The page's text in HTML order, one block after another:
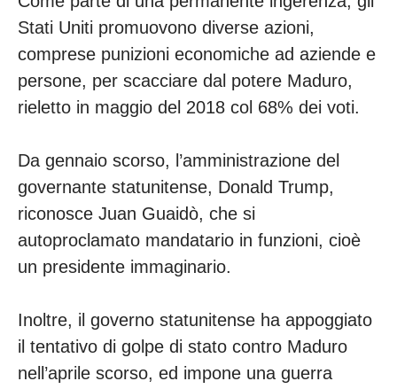
Stati Uniti promuovono diverse azioni,
comprese punizioni economiche ad aziende e
persone, per scacciare dal potere Maduro,
rieletto in maggio del 2018 col 68% dei voti.
Da gennaio scorso, l’amministrazione del
governante statunitense, Donald Trump,
riconosce Juan Guaidò, che si
autoproclamato mandatario in funzioni, cioè
un presidente immaginario.
Inoltre, il governo statunitense ha appoggiato
il tentativo di golpe di stato contro Maduro
nell’aprile scorso, ed impone una guerra